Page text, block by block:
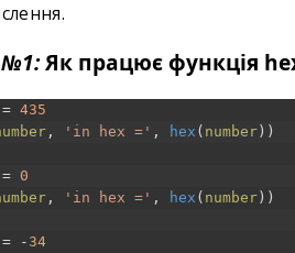
№1:Як працює функція
= 435
, 'in hex =' , hex ( number) )
= 0
, 'in hex =' , hex ( number) )
= - 34